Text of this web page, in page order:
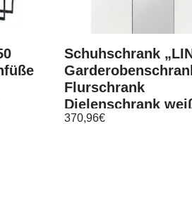
Schuhschrank
Flurschrank
Dielenschrank
Spiegel 120 c
370,96€